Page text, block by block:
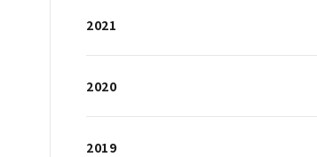
2021
2020
2019